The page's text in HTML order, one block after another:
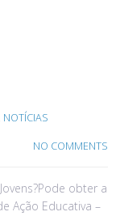
NOTÍCIAS
NO COMMENTS
obter a
Ação Educativa –